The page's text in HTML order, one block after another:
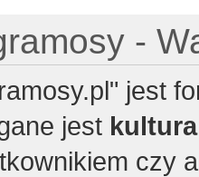
-
jest
jest
czy